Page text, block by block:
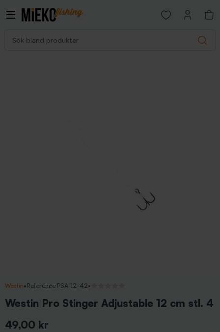
Search
Open favorites
Westin•Reference PSA-12-42•
Westin Pro Stinger Adjustable 12 cm stl. 4
49,00 kr